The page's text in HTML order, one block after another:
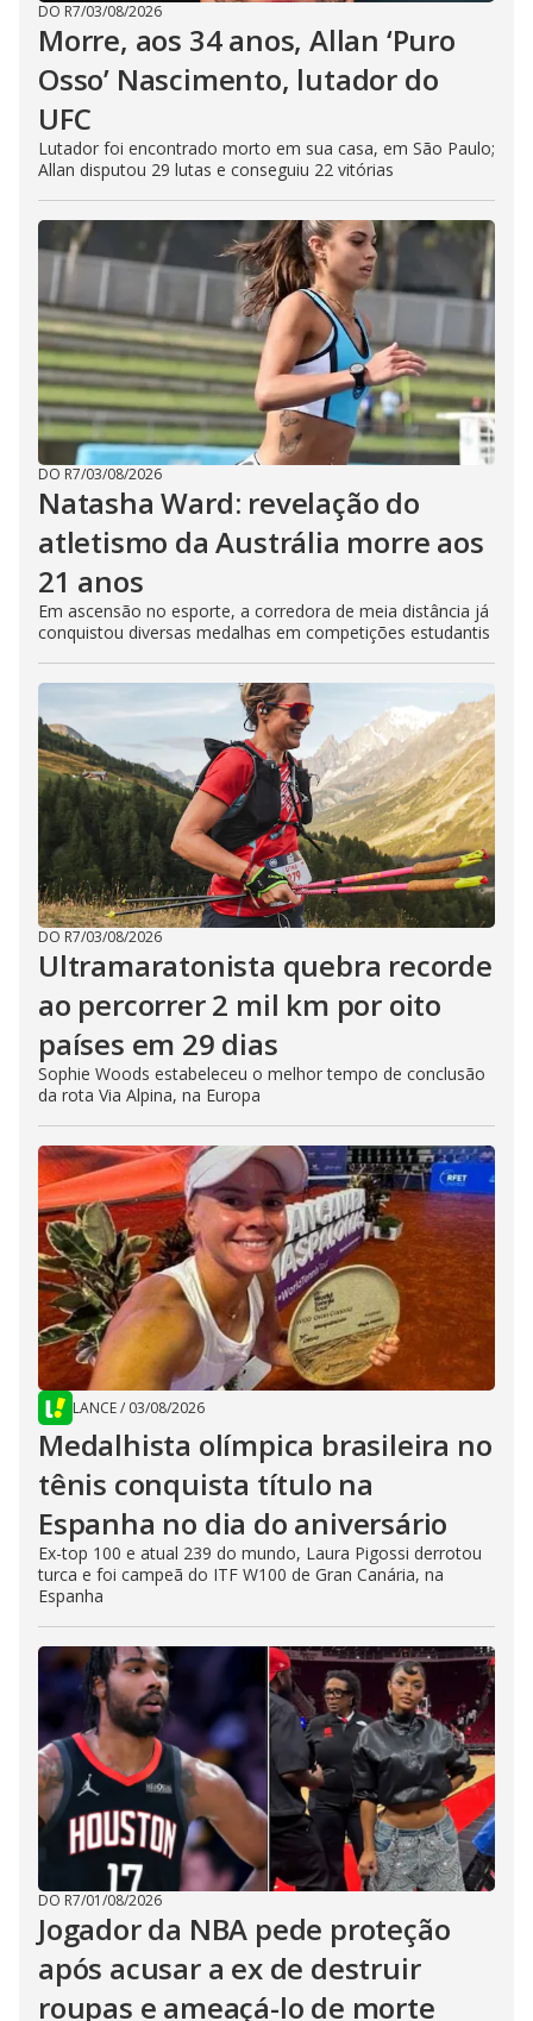
DO R7/03/08/2026
Morre, aos 34 anos, Allan ‘Puro
Osso’ Nascimento, lutador do
UFC
Lutador foi encontrado morto em sua casa, em São Paulo;
Allan disputou 29 lutas e conseguiu 22 vitórias
DO R7/03/08/2026
Natasha Ward: revelação do
atletismo da Austrália morre aos
21 anos
Em ascensão no esporte, a corredora de meia distância já
conquistou diversas medalhas em competições estudantis
DO R7/03/08/2026
Ultramaratonista quebra recorde
ao percorrer 2 mil km por oito
países em 29 dias
Sophie Woods estabeleceu o melhor tempo de conclusão
da rota Via Alpina, na Europa
LANCE/ 03/08/2026
Medalhista olímpica brasileira no
tênis conquista título na
Espanha no dia do aniversário
Ex-top 100 e atual 239 do mundo, Laura Pigossi derrotou
turca e foi campeã do ITF W100 de Gran Canária, na
Espanha
DO R7/01/08/2026
Jogador da NBA pede proteção
após acusar a ex de destruir
roupas e ameaçá-lo de morte